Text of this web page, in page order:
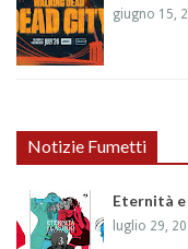
giugno 15,
Notizie Fumetti
Eternità
luglio 29,